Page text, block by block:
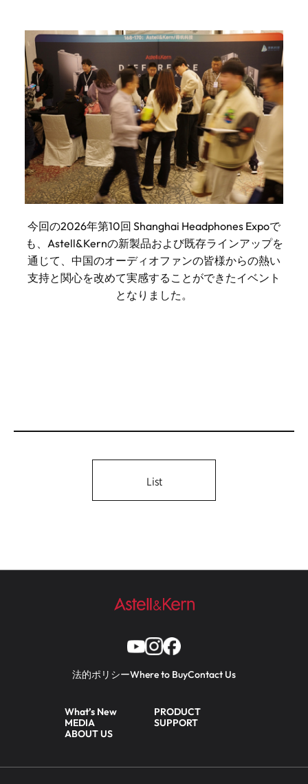
今回の2026年第10回 Shanghai Headphones Expoで
も、Astell&Kernの新製品および既存ラインアップを
通じて、中国のオーディオファンの皆様からの熱い
支持と関心を改めて実感することができたイベント
となりました。
List
法的ポリシーWhere to BuyContact Us
What’s New
PRODUCT
MEDIA
SUPPORT
ABOUT US